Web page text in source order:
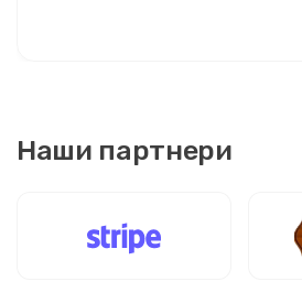
Наши партнери